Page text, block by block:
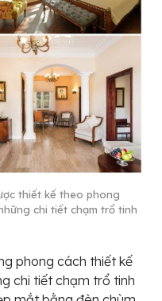
thiết kế theo phong
chi tiết chạm trổ tinh
phong cách thiết kế
chi tiết chạm trổ tinh